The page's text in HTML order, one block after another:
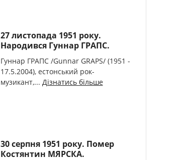
27 листопада 1951 року.
Народився Гуннар ГРАПС.
Гуннар ГРАПС /Gunnar GRAPS/ (1951 -
17.5.2004), естонський рок-
музикант,... Дізнатись більше
30 серпня 1951 року. Помер
Костянтин МЯРСКА.